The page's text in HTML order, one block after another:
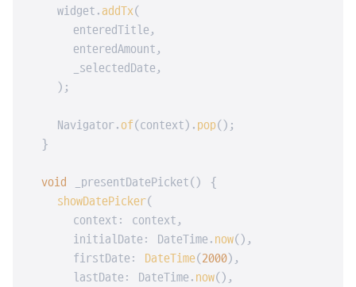
    widget.
addTx(
      enteredTitle,
      enteredAmount,
      _selectedDate,
    );
    Navigator.
of(context). pop();
  }
void _presentDatePicket() {
showDatePicker(
      context: context,
      initialDate: DateTime.
now(),
      firstDate:
DateTime(2000),
      lastDate: DateTime.
now(),